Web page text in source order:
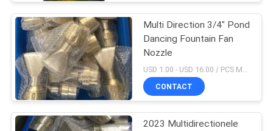
ONS
VERZOEK
OM
EEN
CITAAT
Multi Direction 3/4" Pond
Dancing Fountain Fan
Nozzle
CONTACT
2023 Multidirectionele